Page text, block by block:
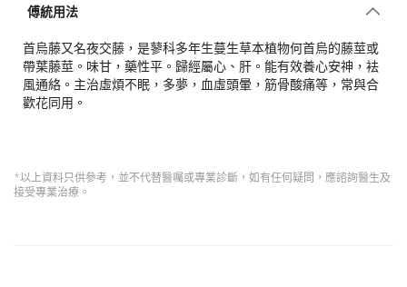
傅統用法
首烏藤又名夜交藤，是蓼科多年生蔓生草本植物何首烏的藤莖或
帶葉藤莖。味甘，藥性平。歸經屬心、肝。能有效養心安神，袪
風通絡。主治虛煩不眠，多夢，血虛頭暈，筋骨酸痛等，常與合
歡花同用。
*以上資料只供參考，並不代替醫囑或專業診斷，如有任何疑問，應諮詢醫生及
接受專業治療。